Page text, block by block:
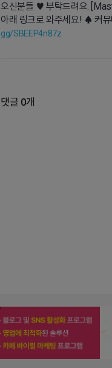
오신분들 ♥ 부탁드려요.
아래 링크로 와주세요! ♠ 커뮤
gg/SBEEP4n87z
댓글 0개